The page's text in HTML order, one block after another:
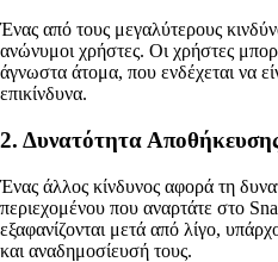
Ένας από τους μεγαλύτερους
ανώνυμοι χρήστες. Οι χρήστες
άγνωστα άτομα, που ενδέχεται να
επικίνδυνα.
2. Δυνατότητα
Ένας άλλος κίνδυνος αφορά τη
περιεχομένου που αναρτάτε στο
εξαφανίζονται μετά από λίγο,
και αναδημοσίευσή τους.